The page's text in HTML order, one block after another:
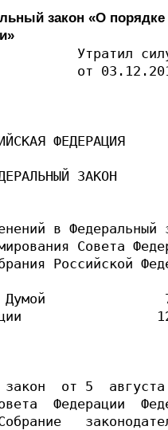
закон «О
силу -
от
ФЕДЕРАЦИЯ
ЗАКОН
в Федеральный
Совета
Российской
от 5
Федерации